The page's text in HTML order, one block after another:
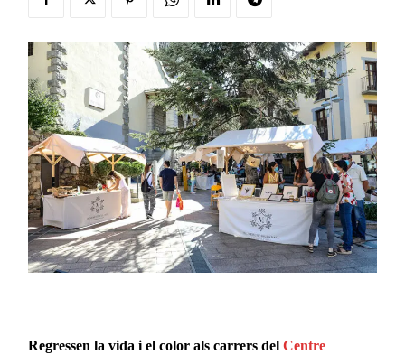
Regressen la vida i el color als carrers delCentre